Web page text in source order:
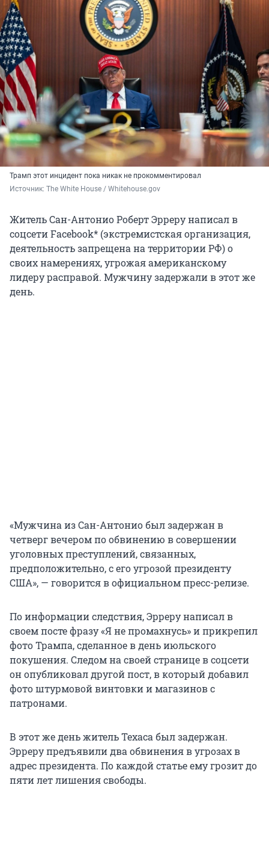
Трамп этот инцидент пока никак не прокомментировал
Источник: The White House / Whitehouse.gov
Житель Сан-Антонио Роберт Эрреру написал в
соцсети Facebook* (экстремистская организация,
деятельность запрещена на территории РФ) о
своих намерениях, угрожая американскому
лидеру расправой. Мужчину задержали в этот же
день.
«Мужчина из Сан-Антонио был задержан в
четверг вечером по обвинению в совершении
уголовных преступлений, связанных,
предположительно, с его угрозой президенту
США», — говорится в официальном пресс-релизе.
По информации следствия, Эрреру написал в
своем посте фразу «Я не промахнусь» и прикрепил
фото Трампа, сделанное в день июльского
покушения. Следом на своей странице в соцсети
он опубликовал другой пост, в который добавил
фото штурмовой винтовки и магазинов с
патронами.
В этот же день житель Техаса был задержан.
Эрреру предъявили два обвинения в угрозах в
адрес президента. По каждой статье ему грозит до
пяти лет лишения свободы.